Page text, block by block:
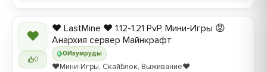
❤
0
0 Изумруды
❤️ LastMine ❤️ 1.12-1.21 PvP, Мини-Игры 😡
Анархия сервер Майнкрафт
❤️Мини-Игры, СкайБлок, Выживание❤️